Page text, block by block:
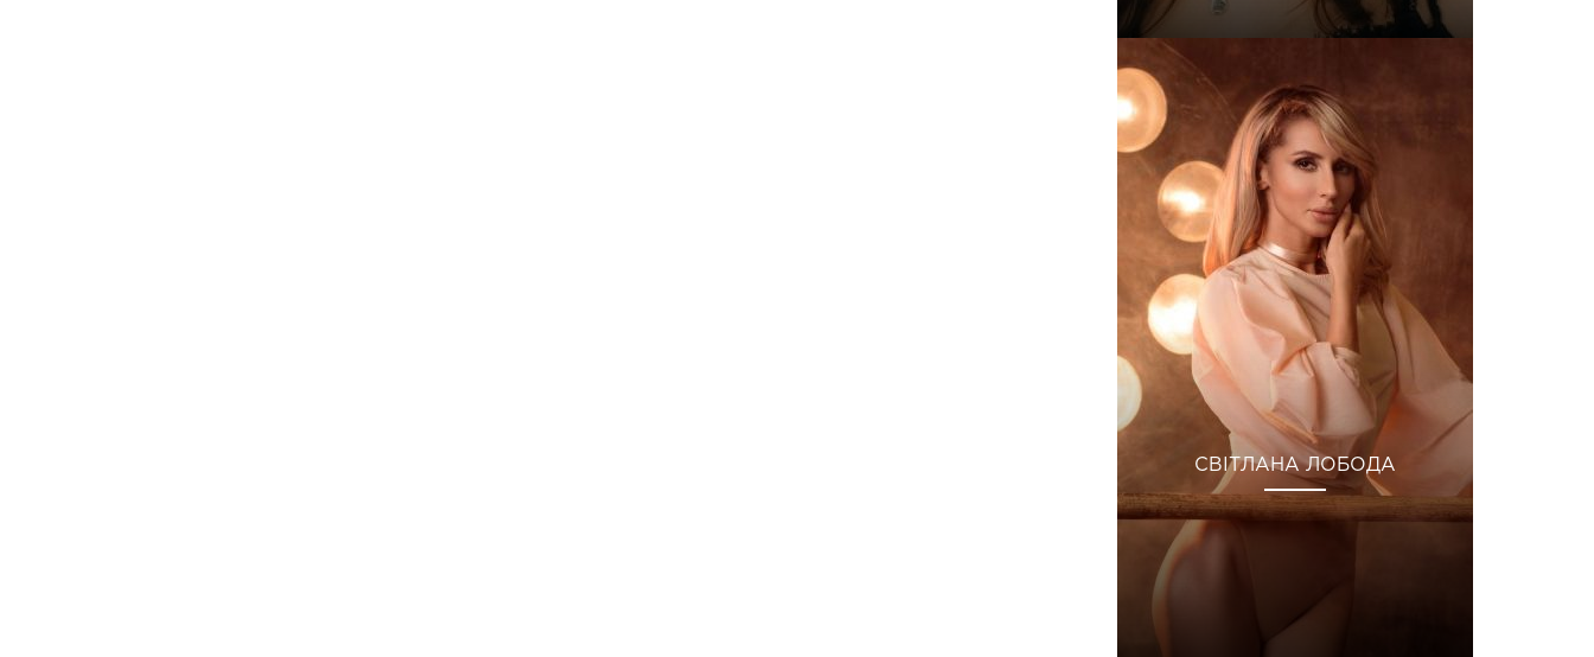
СВІТЛАНА ЛОБОДА